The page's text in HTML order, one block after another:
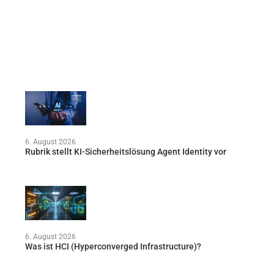
6. August 2026
Rubrik stellt KI-Sicherheitslösung Agent Identity vor
6. August 2026
Was ist HCI (Hyperconverged Infrastructure)?